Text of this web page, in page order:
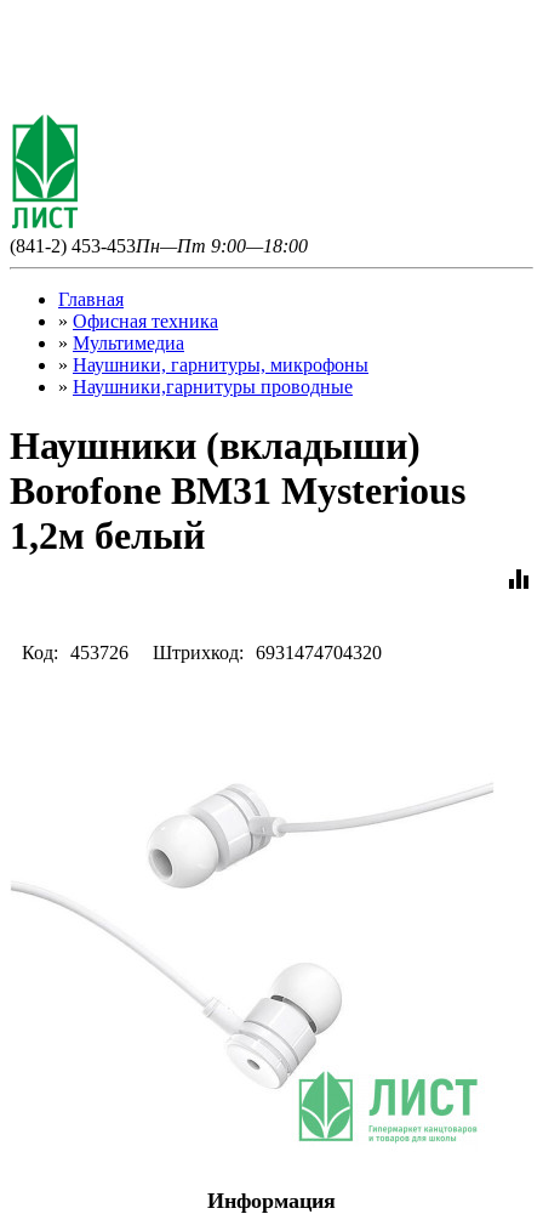
(841-2) 453-453Пн—Пт 9:00—18:00
Главная
» Офисная техника
» Мультимедиа
» Наушники, гарнитуры, микрофоны
» Наушники,гарнитуры проводные
Наушники (вкладыши)
Borofone BM31 Mysterious
1,2м белый
equalizer
Код: 453726 Штрихкод: 6931474704320
Информация